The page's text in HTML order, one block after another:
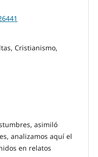
Cristianismo,
asimiló
analizamos aquí el
en relatos